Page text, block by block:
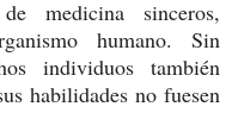
medicina sinceros,
humano. Sin
individuos también
habilidades no fuesen